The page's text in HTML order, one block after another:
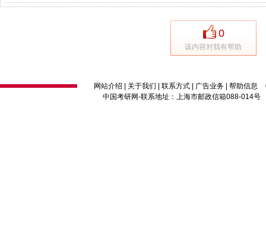
0
该内容对我有帮助
网站介绍 关于我们 联系方式 广告业务 帮助信息
中国考研网-联系地址：上海市邮政信箱088-014